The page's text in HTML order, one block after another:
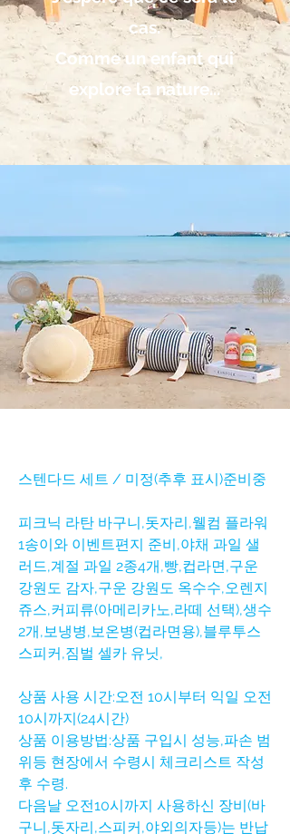
cas.
Comme un enfant qui
explore la nature...
스텐다드 세트 / 미정(추후 표시)준비중
피크닉 라탄 바구니,돗자리,웰컴 플라워
1송이와 이벤트편지 준비,야채 과일 샐
러드,계절 과일 2종4개,빵,컵라면,구운
강원도 감자,구운 강원도 옥수수,오렌지
쥬스,커피류(아메리카노,라떼 선택),생수
2개,보냉병,보온병(컵라면용),블루투스
스피커,짐벌 셀카 유닛,
상품 사용 시간:오전 10시부터 익일 오전
10시까지(24시간)
상품 이용방법:상품 구입시 성능,파손 범
위등 현장에서 수령시 체크리스트 작성
후 수령.
다음날 오전10시까지 사용하신 장비(바
구니,돗자리,스피커,야외의자등)는 반납